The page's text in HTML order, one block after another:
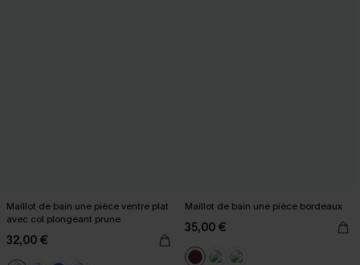
Maillot de bain une pièce ventre plat
avec col plongeant prune
32,00 €
Maillot de bain une pièce bordeaux
35,00 €